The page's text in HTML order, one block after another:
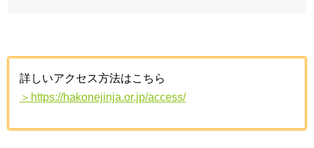
詳しいアクセス方法はこちら
＞https://hakonejinja.or.jp/access/